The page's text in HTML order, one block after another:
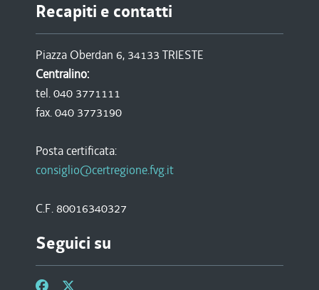
Recapiti e contatti
Piazza Oberdan 6, 34133 TRIESTE
Centralino:
tel. 040 3771111
fax. 040 3773190
Posta certificata:
consiglio@certregione.fvg.it
C.F. 80016340327
Seguici su